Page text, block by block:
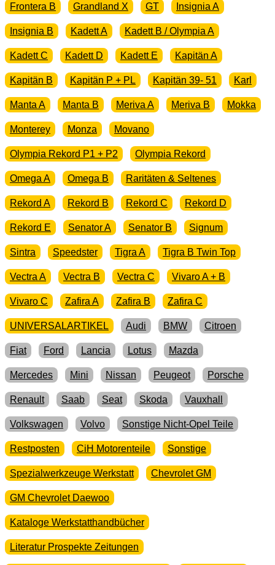
Frontera B Grandland X GT Insignia A
Insignia B Kadett A Kadett B / Olympia A
Kadett C Kadett D Kadett E Kapitän A
Kapitän B Kapitän P + PL Kapitän 39- 51 Karl
Manta A Manta B Meriva A Meriva B Mokka
Monterey Monza Movano
Olympia Rekord P1 + P2 Olympia Rekord
Omega A Omega B Raritäten & Seltenes
Rekord A Rekord B Rekord C Rekord D
Rekord E Senator A Senator B Signum
Sintra Speedster Tigra A Tigra B Twin Top
Vectra A Vectra B Vectra C Vivaro A + B
Vivaro C Zafira A Zafira B Zafira C
UNIVERSALARTIKEL Audi BMW Citroen
Fiat Ford Lancia Lotus Mazda
Mercedes Mini Nissan Peugeot Porsche
Renault Saab Seat Skoda Vauxhall
Volkswagen Volvo Sonstige Nicht-Opel Teile
Restposten CiH Motorenteile Sonstige
Spezialwerkzeuge Werkstatt Chevrolet GM
GM Chevrolet Daewoo
Kataloge Werkstatthandbücher
Literatur Prospekte Zeitungen